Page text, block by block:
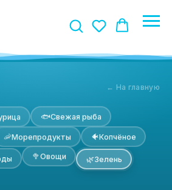
← На главную
🐟Свежая рыба
🦐Морепродукты 🐠Копчёное
🥦Овощи 🌿Зелень